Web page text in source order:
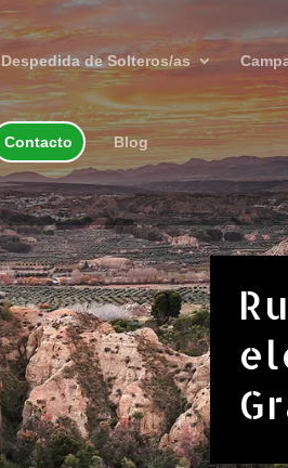
Despedida de Solteros/as
Contacto Blog